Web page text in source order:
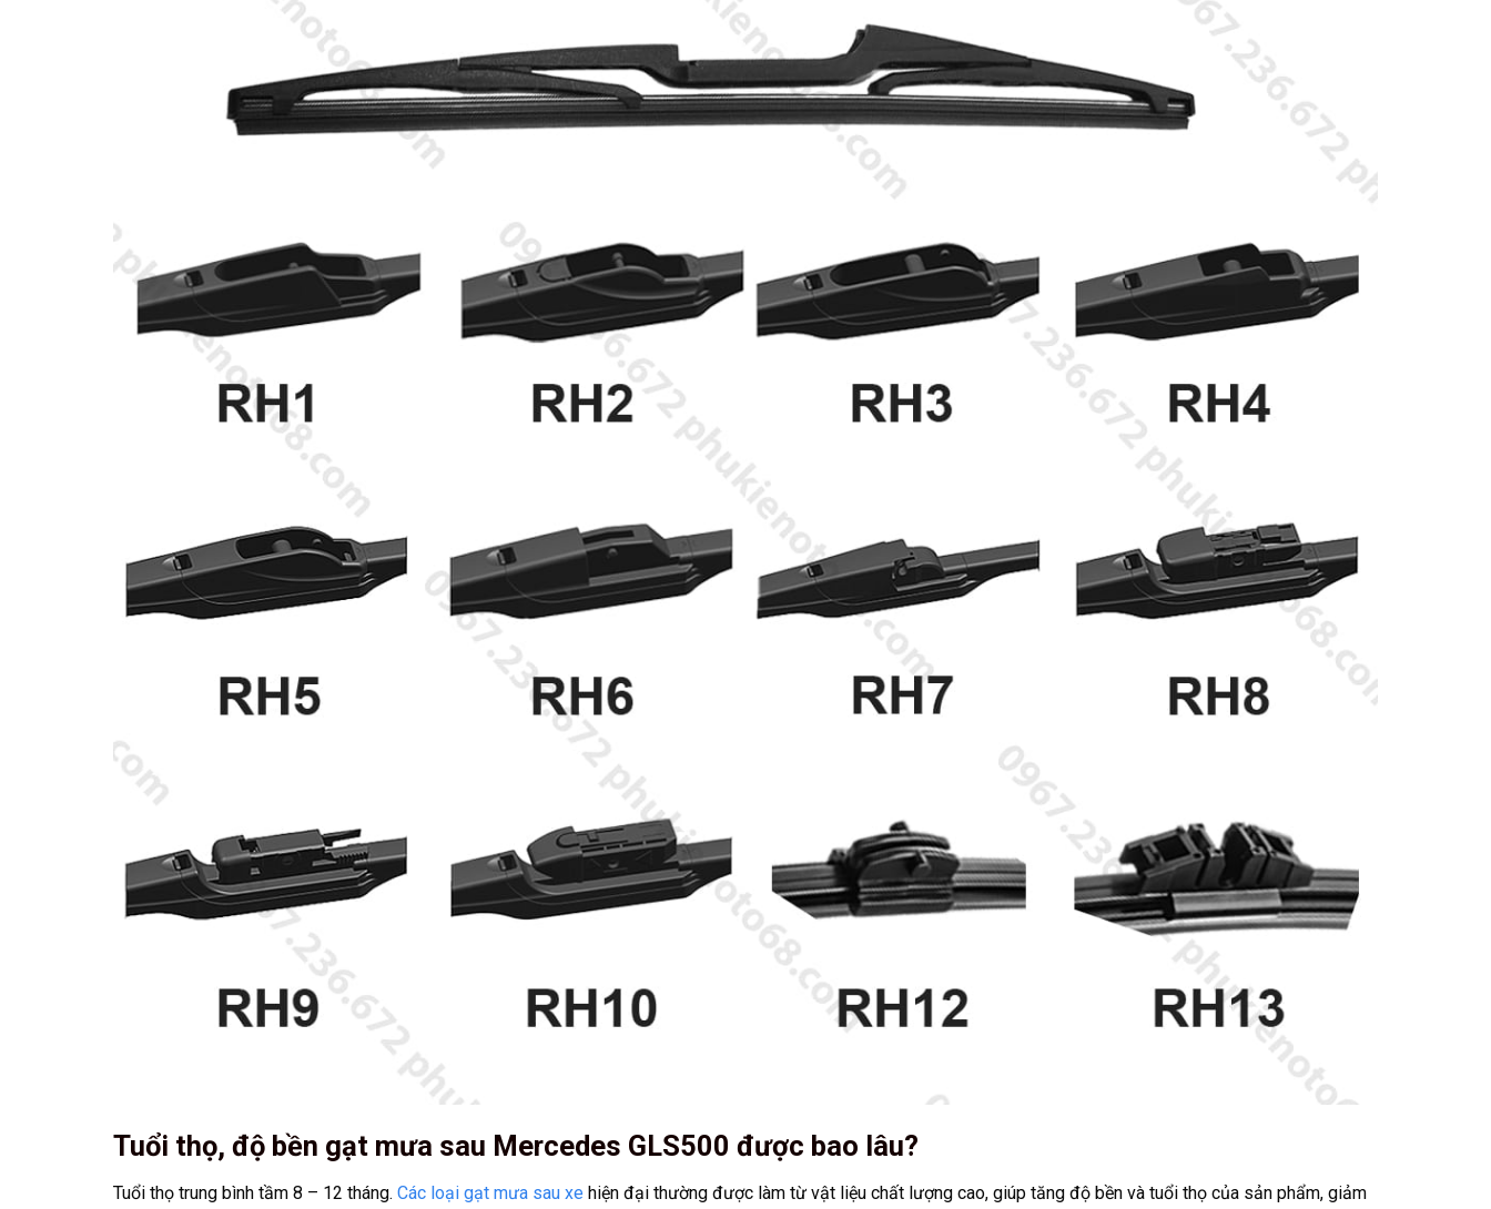
Tuổi thọ, độ bền gạt mưa sau Mercedes GLS500 được bao lâu?
Tuổi thọ trung bình tầm 8 – 12 tháng. Các loại gạt mưa sau xe hiện đại thường được làm từ vật liệu chất lượng cao, giúp tăng độ bền và tuổi thọ của sản phẩm, giảm